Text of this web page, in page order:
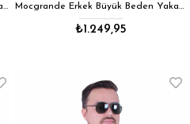
Mocgrande Erkek Büyük Beden Yaka Düğmeli Cepsiz Gömlek 11357 BEYAZ Mocgrande Erkek Büyük Beden Yaka Düğmeli Cepsiz Gömlek 11357 GRI
₺1.249,95